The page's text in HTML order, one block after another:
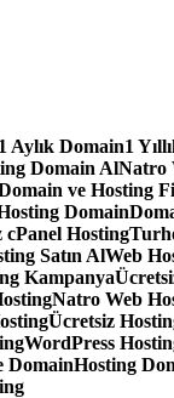
1 Aylık Domain1
Domain AlNatro
ve Hosting
Domain
cPanel Hosting
Satın AlWeb
Kampanya
Natro Web
Ücretsiz
WordPress
DomainHosting